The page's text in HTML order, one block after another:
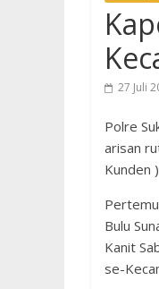
27 Juli
Polre
arisan
Kunden
Bulu
Kanit
se-